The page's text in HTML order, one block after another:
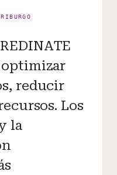
optimizar
reducir
Los
la